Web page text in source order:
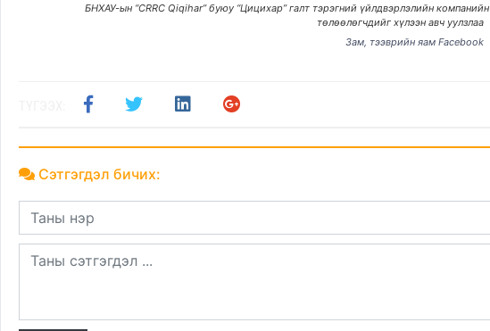
БНХАУ-ын “CRRC Qiqihar” буюу “Цицихар” галт тэрэгний үйлдвэрлэлийн компанийн
төлөөлөгчдийг хүлээн авч уулзлаа
Зам, тээврийн яам Facebook
Сэтгэгдэл бичих: